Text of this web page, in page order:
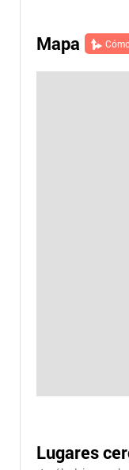
Mapa
Lugares